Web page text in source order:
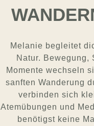
Melanie begleitet
Natur. Bewegung,
Momente wechseln
sanften Wanderung
verbinden sich
Atemübungen und
benötigst keine